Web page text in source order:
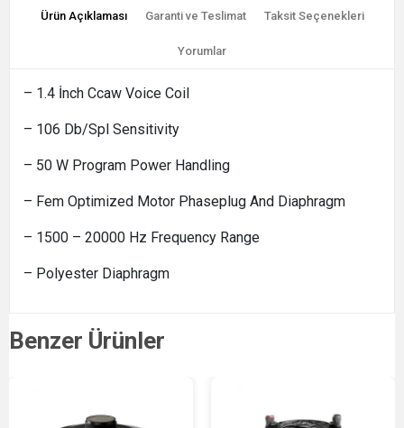
Ürün Açıklaması Garanti ve Teslimat Taksit Seçenekleri
Yorumlar
– 1.4 İnch Ccaw Voice Coil
– 106 Db/Spl Sensitivity
– 50 W Program Power Handling
– Fem Optimized Motor Phaseplug And Diaphragm
– 1500 – 20000 Hz Frequency Range
– Polyester Diaphragm
Benzer Ürünler